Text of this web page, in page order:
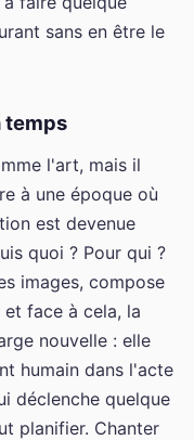
sans en être le
temps
l'art, mais il
à une époque où
est devenue
quoi ? Pour qui ?
images, compose
face à cela, la
nouvelle : elle
humain dans l'acte
déclenche quelque
planifier. Chanter